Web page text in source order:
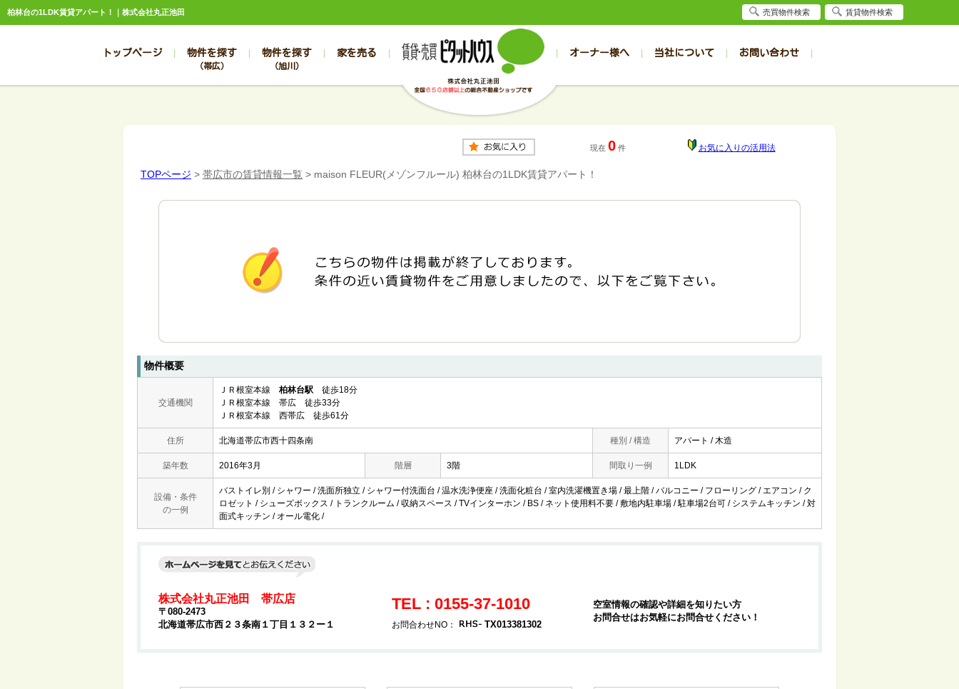
柏林台の1LDK賃貸アパート！｜株式会社丸正池田
トップページ 物件を探す
（帯広）
帯広の売買物件一覧
帯広の中古一戸建て
帯広の1000万円以下
帯広の1000万～2000万円
帯広の2000万～3000万円
帯広の賃貸物件一覧
帯広の賃貸アパート
帯広の1R～1K
帯広の1DK～1LDK
物件を探す
（旭川）
旭川の売買物件一覧
旭川の中古一戸建て
旭川の1000万円以下
旭川の1000万～2000万円
旭川の2000万～3000万円
旭川の賃貸物件一覧
旭川の賃貸アパート
旭川の1R～1K
旭川の1DK～1LDK
家を売る オーナー様へ 当社について
スタッフブログ お客様の声
お問い合わせ
売却のお問合せ 入居者様専用（帯広店）
現在 0 件 お気に入りの活用法
TOPページ > 帯広市の賃貸情報一覧 > maison FLEUR(メゾンフルール) 柏林台の1LDK賃貸アパート！
物件概要
交通機関
ＪＲ根室本線 柏林台駅 徒歩18分
ＪＲ根室本線 帯広 徒歩33分
ＪＲ根室本線 西帯広 徒歩61分
住所 北海道帯広市西十四条南 種別 / 構造 アパート / 木造
築年数 2016年3月 階層 3階 間取り一例 1LDK
設備・条件
の一例
バストイレ別 / シャワー / 洗面所独立 / シャワー付洗面台 / 温水洗浄便座 / 洗面化粧台 / 室内洗濯機置き場 / 最上階 / バルコニー / フローリング / エアコン / ク
ロゼット / シューズボックス / トランクルーム / 収納スペース / TVインターホン / BS / ネット使用料不要 / 敷地内駐車場 / 駐車場2台可 / システムキッチン / 対
面式キッチン / オール電化 /
株式会社丸正池田 帯広店
〒080-2473
北海道帯広市西２３条南１丁目１３２ー１
TEL : 0155-37-1010
お問合わせNO： TX013381302
空室情報の確認や詳細を知りたい方
お問合せはお気軽にお問合せください！
売買物件検索 賃貸物件検索